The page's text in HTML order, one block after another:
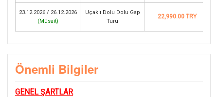
23.12.2026 / 26.12.2026
(Müsait)
Uçaklı Dolu Dolu Gap
Turu
22,990.00 TRY
Önemli Bilgiler
GENEL ŞARTLAR